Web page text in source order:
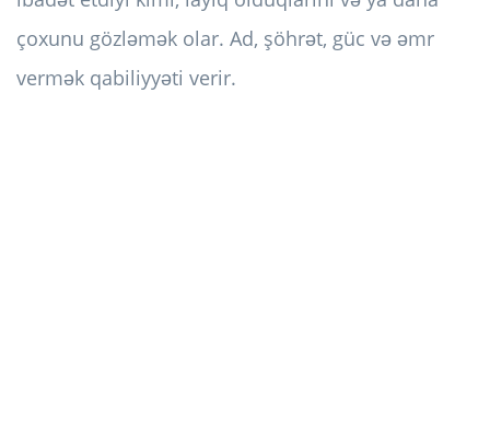
çoxunu gözləmək olar. Ad, şöhrət, güc və əmr
vermək qabiliyyəti verir.